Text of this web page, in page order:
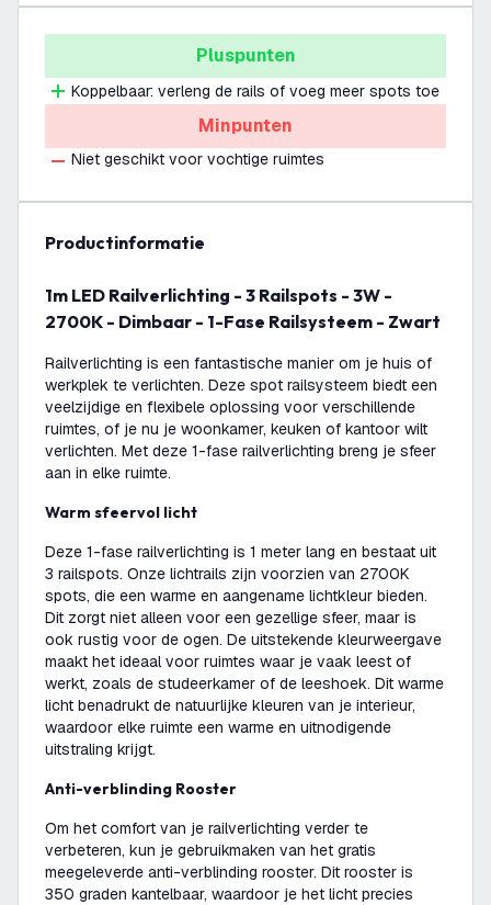
Pluspunten
Koppelbaar: verleng de rails of voeg meer spots toe
Minpunten
Niet geschikt voor vochtige ruimtes
productinformatie
1m LED Railverlichting - 3 Railspots - 3W -
2700K - Dimbaar - 1-Fase Railsysteem - Zwart
Railverlichting is een fantastische manier om je huis of
werkplek te verlichten. Deze spot railsysteem biedt een
veelzijdige en flexibele oplossing voor verschillende
ruimtes, of je nu je woonkamer, keuken of kantoor wilt
verlichten. Met deze 1-fase railverlichting breng je sfeer
aan in elke ruimte.
Warm sfeervol licht
Deze 1-fase railverlichting is 1 meter lang en bestaat uit
3 railspots. Onze lichtrails zijn voorzien van 2700K
spots, die een warme en aangename lichtkleur bieden.
Dit zorgt niet alleen voor een gezellige sfeer, maar is
ook rustig voor de ogen. De uitstekende kleurweergave
maakt het ideaal voor ruimtes waar je vaak leest of
werkt, zoals de studeerkamer of de leeshoek. Dit warme
licht benadrukt de natuurlijke kleuren van je interieur,
waardoor elke ruimte een warme en uitnodigende
uitstraling krijgt.
Anti-verblinding Rooster
Om het comfort van je railverlichting verder te
verbeteren, kun je gebruikmaken van het gratis
meegeleverde anti-verblinding rooster. Dit rooster is
350 graden kantelbaar, waardoor je het licht precies